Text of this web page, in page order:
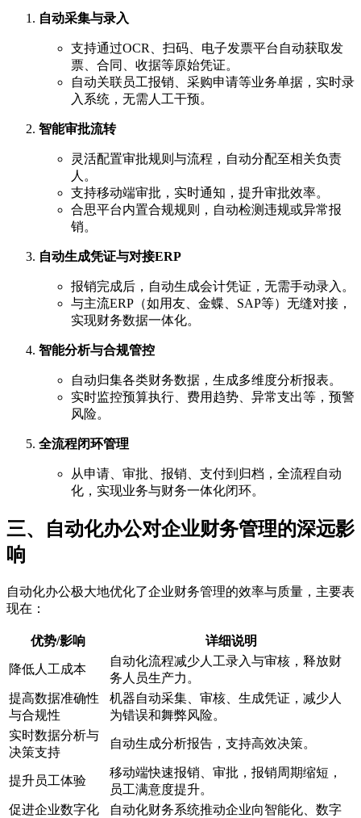
自动采集与录入
支持通过OCR、扫码、电子发票平台自动获取发
票、合同、收据等原始凭证。
自动关联员工报销、采购申请等业务单据，实时录
入系统，无需人工干预。
智能审批流转
灵活配置审批规则与流程，自动分配至相关负责
人。
支持移动端审批，实时通知，提升审批效率。
合思平台内置合规规则，自动检测违规或异常报
销。
自动生成凭证与对接ERP
报销完成后，自动生成会计凭证，无需手动录入。
与主流ERP（如用友、金蝶、SAP等）无缝对接，
实现财务数据一体化。
智能分析与合规管控
自动归集各类财务数据，生成多维度分析报表。
实时监控预算执行、费用趋势、异常支出等，预警
风险。
全流程闭环管理
从申请、审批、报销、支付到归档，全流程自动
化，实现业务与财务一体化闭环。
三、自动化办公对企业财务管理的深远影
响
自动化办公极大地优化了企业财务管理的效率与质量，主要表
现在：
优势/影响 详细说明
降低人工成本
自动化流程减少人工录入与审核，释放财
务人员生产力。
提高数据准确性
与合规性
机器自动采集、审核、生成凭证，减少人
为错误和舞弊风险。
实时数据分析与
决策支持
自动生成分析报告，支持高效决策。
提升员工体验
移动端快速报销、审批，报销周期缩短，
员工满意度提升。
促进企业数字化
自动化财务系统推动企业向智能化、数字